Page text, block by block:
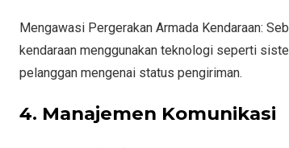
Mengawasi Pergerakan Armada Kendaraan:
kendaraan menggunakan teknologi seperti
pelanggan mengenai status pengiriman.
4. Manajemen Komunikasi